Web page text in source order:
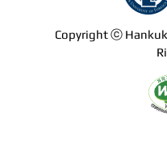
Copyright ⓒ